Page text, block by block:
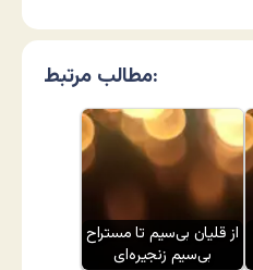
مطالب مرتبط:
از قلیان بی‌سیم تا مستراح
بی‌سیم زنجیره‌ای